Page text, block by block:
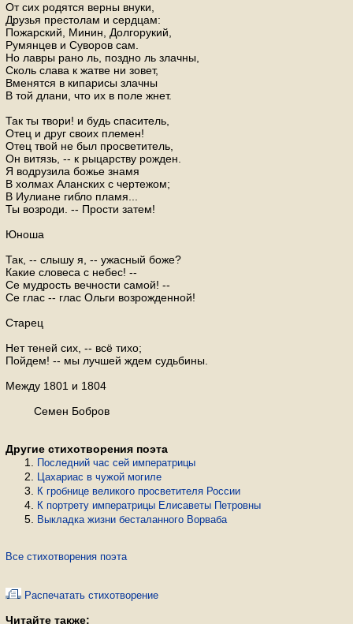
От сих родятся верны внуки,
Друзья престолам и сердцам:
Пожарский, Минин, Долгорукий,
Румянцев и Суворов сам.
Но лавры рано ль, поздно ль злачны,
Сколь слава к жатве ни зовет,
Вменятся в кипарисы злачны
В той длани, что их в поле жнет.
Так ты твори! и будь спаситель,
Отец и друг своих племен!
Отец твой не был просветитель,
Он витязь, -- к рыцарству рожден.
Я водрузила божье знамя
В холмах Аланских с чертежом;
В Иулиане гибло пламя...
Ты возроди. -- Прости затем!
Юноша
Так, -- слышу я, -- ужасный боже?
Какие словеса с небес! --
Се мудрость вечности самой! --
Се глас -- глас Ольги возрожденной!
Старец
Нет теней сих, -- всё тихо;
Пойдем! -- мы лучшей ждем судьбины.
Между 1801 и 1804
Семен Бобров
Другие стихотворения поэта
Последний час сей императрицы
Цахариас в чужой могиле
К гробнице великого просветителя России
К портрету императрицы Елисаветы Петровны
Выкладка жизни бесталанного Ворваба
Все стихотворения поэта
Распечатать стихотворение
Читайте также: